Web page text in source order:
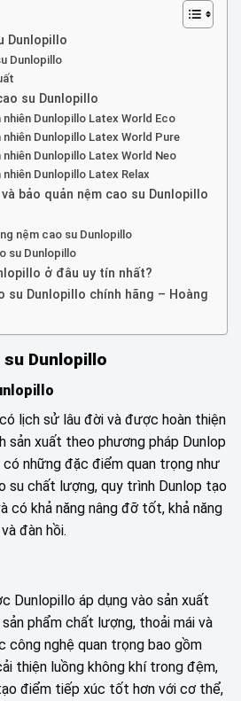
Dunlopillo
Dunlopillo
su Dunlopillo
Dunlopillo Latex World Eco
Dunlopillo Latex World Pure
Dunlopillo Latex World Neo
Dunlopillo Latex Relax
bảo quản nệm cao su Dunlopillo
nệm cao su Dunlopillo
su Dunlopillo
ở đâu uy tín nhất?
su Dunlopillo chính hãng – Hoàng
Dunlopillo
lịch sử lâu đời và được hoàn thiện
sản xuất theo phương pháp Dunlop
những đặc điểm quan trọng như
su chất lượng, quy trình Dunlop tạo
có khả năng nâng đỡ tốt, khả năng
đàn hồi.
Dunlopillo áp dụng vào sản xuất
phẩm chất lượng, thoải mái và
công nghệ quan trọng bao gồm
thiện luồng không khí trong đệm,
điểm tiếp xúc tốt hơn với cơ thể,